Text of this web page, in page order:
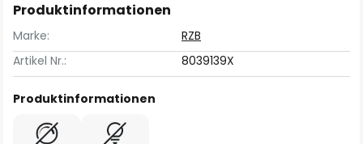
Produktinformationen
Marke:
RZB
Artikel Nr.:
8039139X
Produktinformationen